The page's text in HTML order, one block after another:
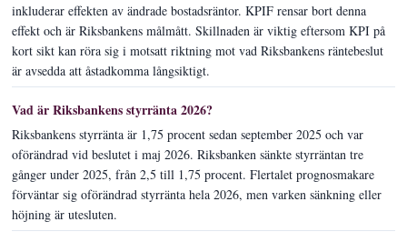
inkluderar effekten av ändrade bostadsräntor. KPIF rensar bort denna
effekt och är Riksbankens målmått. Skillnaden är viktig eftersom KPI på
kort sikt kan röra sig i motsatt riktning mot vad Riksbankens räntebeslut
är avsedda att åstadkomma långsiktigt.
Vad är Riksbankens styrränta 2026?
Riksbankens styrränta är 1,75 procent sedan september 2025 och var
oförändrad vid beslutet i maj 2026. Riksbanken sänkte styrräntan tre
gånger under 2025, från 2,5 till 1,75 procent. Flertalet prognosmakare
förväntar sig oförändrad styrränta hela 2026, men varken sänkning eller
höjning är utesluten.